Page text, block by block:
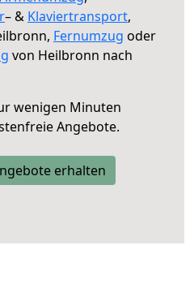
– & Klaviertransport,
Fernumzug oder
von Heilbronn nach
wenigen Minuten
Angebote.
erhalten